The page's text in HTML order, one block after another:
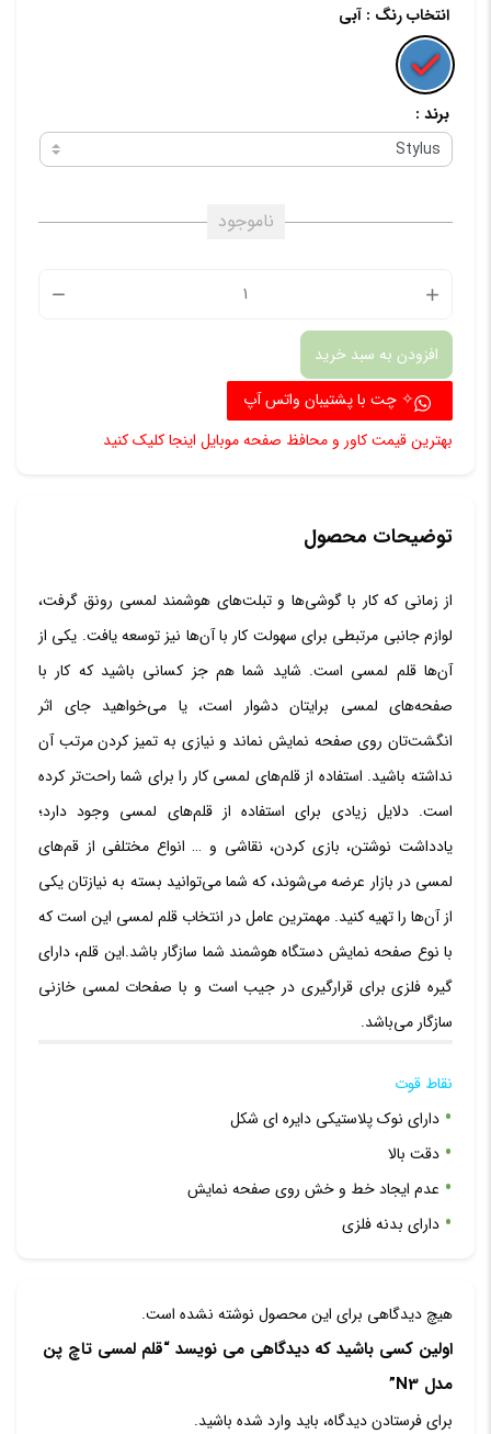
انتخاب رنگ : آبی
برند :
ناموجود
افزودن به سبد خرید
✧ چت با پشتیبان واتس آپ
بهترین قیمت کاور و محافظ صفحه موبایل اینجا کلیک کنید
توضیحات محصول
از زمانی که کار با گوشی‌ها و تبلت‌های هوشمند لمسی رونق گرفت،
لوازم جانبی مرتبطی برای سهولت کار با آن‌ها نیز توسعه یافت. یکی از
آن‌ها قلم لمسی است. شاید شما هم جز کسانی باشید که کار با
صفحه‌های لمسی برایتان دشوار است، یا می‌خواهید جای اثر
انگشت‌تان روی صفحه نمایش نماند و نیازی به تمیز کردن مرتب آن
نداشته باشید. استفاده از قلم‌های لمسی کار را برای شما راحت‌تر کرده
است. دلایل زیادی برای استفاده از قلم‌های لمسی وجود دارد؛
یادداشت نوشتن، بازی کردن، نقاشی و … انواع مختلفی از قم‌های
لمسی در بازار عرضه می‌شوند، که شما می‌توانید بسته به نیازتان یکی
از آن‌ها را تهیه کنید. مهمترین عامل در انتخاب قلم لمسی این است که
با نوع صفحه نمایش دستگاه هوشمند شما سازگار باشد.این قلم، دارای
گیره فلزی برای قرارگیری در جیب است و با صفحات لمسی خازنی
سازگار می‌باشد.
نقاط قوت
دارای نوک پلاستیکی دایره ای شکل
دقت بالا
عدم ایجاد خط و خش روی صفحه نمایش
دارای بدنه فلزی
هیچ دیدگاهی برای این محصول نوشته نشده است.
اولین کسی باشید که دیدگاهی می نویسد “قلم لمسی تاچ پن
مدل N3”
برای فرستادن دیدگاه، باید وارد شده باشید.